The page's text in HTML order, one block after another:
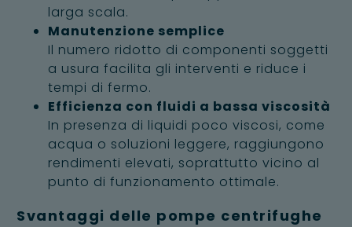
larga scala.
Manutenzione semplice
Il numero ridotto di componenti soggetti
a usura facilita gli interventi e riduce i
tempi di fermo.
Efficienza con fluidi a bassa viscosità
In presenza di liquidi poco viscosi, come
acqua o soluzioni leggere, raggiungono
rendimenti elevati, soprattutto vicino al
punto di funzionamento ottimale.
Svantaggi delle pompe centrifughe